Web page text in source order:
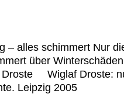
– alles schimmert Nur
über
Wiglaf Droste:
Leipzig 2005